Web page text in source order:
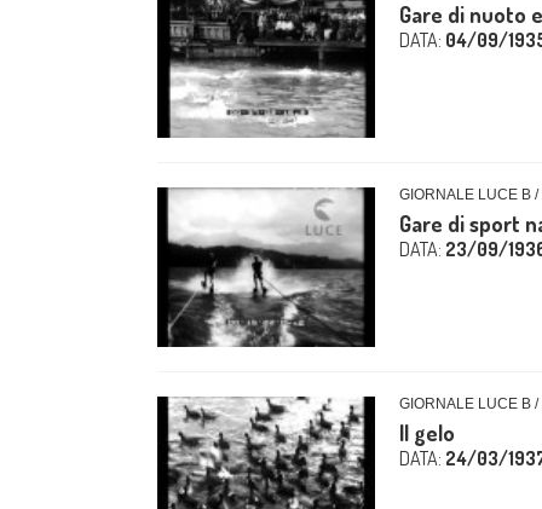
Gare di nuoto
DATA: 04/09/
GIORNALE LUCE B
Gare di sport
DATA: 23/09/
GIORNALE LUCE B
Il gelo
DATA: 24/03/